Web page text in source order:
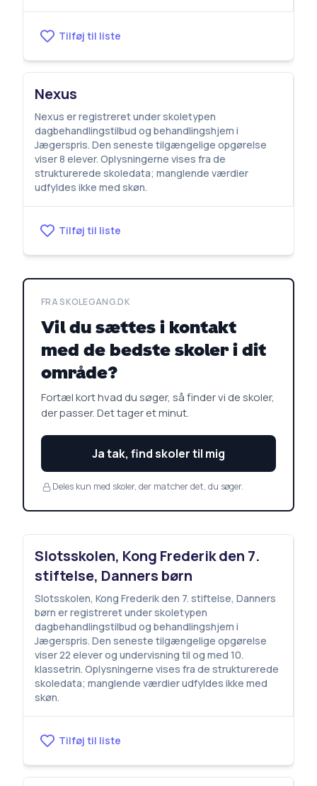
Tilføj til liste
Nexus
Nexus er registreret under skoletypen
dagbehandlingstilbud og behandlingshjem i
Jægerspris. Den seneste tilgængelige opgørelse
viser 8 elever. Oplysningerne vises fra de
strukturerede skoledata; manglende værdier
udfyldes ikke med skøn.
Tilføj til liste
FRA SKOLEGANG.DK
Vil du sættes i kontakt
med de bedste skoler i dit
område?
Fortæl kort hvad du søger, så finder vi de skoler,
der passer. Det tager et minut.
Ja tak, find skoler til mig
Deles kun med skoler, der matcher det, du søger.
Slotsskolen, Kong Frederik den 7.
stiftelse, Danners børn
Slotsskolen, Kong Frederik den 7. stiftelse, Danners
børn er registreret under skoletypen
dagbehandlingstilbud og behandlingshjem i
Jægerspris. Den seneste tilgængelige opgørelse
viser 22 elever og undervisning til og med 10.
klassetrin. Oplysningerne vises fra de strukturerede
skoledata; manglende værdier udfyldes ikke med
skøn.
Tilføj til liste